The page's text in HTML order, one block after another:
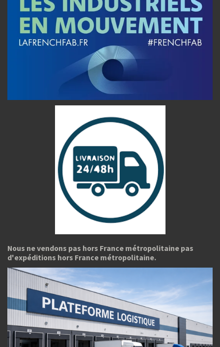
Nous ne vendons pas hors France métropolitaine pas
d'expéditions hors France métropolitaine.